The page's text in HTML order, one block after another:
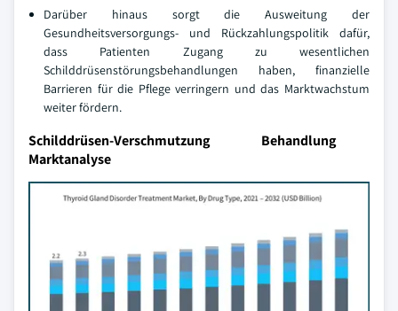
Darüber hinaus sorgt die Ausweitung der
Gesundheitsversorgungs- und Rückzahlungspolitik dafür,
dass Patienten Zugang zu wesentlichen
Schilddrüsenstörungsbehandlungen haben, finanzielle
Barrieren für die Pflege verringern und das Marktwachstum
weiter fördern.
Schilddrüsen-Verschmutzung Behandlung
Marktanalyse